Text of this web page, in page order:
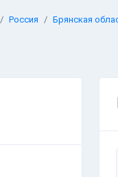
Россия Брянская